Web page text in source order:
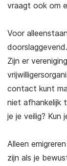
vraagt ook om
Voor
Zijn er
contact kunt
niet afhankelijk
je je veilig? Kun
Alleen
zijn als je